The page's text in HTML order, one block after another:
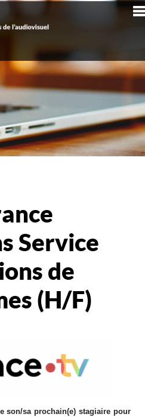
Service
de
(H/F)
son/sa prochain(e) stagiaire pour